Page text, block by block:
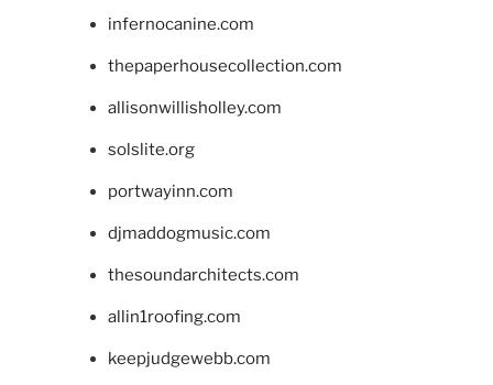
infernocanine.com
thepaperhousecollection.com
allisonwillisholley.com
solslite.org
portwayinn.com
djmaddogmusic.com
thesoundarchitects.com
allin1roofing.com
keepjudgewebb.com